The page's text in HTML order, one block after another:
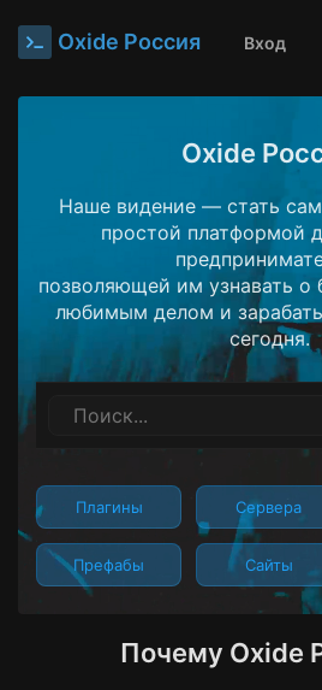
Oxide Россия Вход
Oxide
Наше видение — стать
простой платформой
позволяющей им узнавать о
любимым делом и
сегодня.
Плагины Сервера
Префабы Сайты
Почему Oxide